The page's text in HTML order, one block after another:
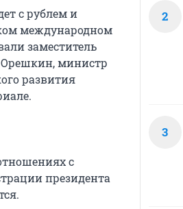
с рублем и
международном
заместитель
Орешкин, министр
развития
с
президента
2
3